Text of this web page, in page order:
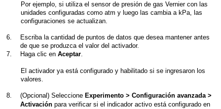
Por ejemplo, si utiliza el sensor de presión de gas Vernier con las
unidades configuradas como atm y luego las cambia a kPa, las
configuraciones se actualizan.
6.
Escriba la cantidad de puntos de datos que desea mantener antes
de que se produzca el valor del activador.
7.
Haga clic enAceptar.
El activador ya está configurado y habilitado si se ingresaron los
valores.
8. (Opcional) Seleccione Experimento > Configuración avanzada >
Activación para verificar si el indicador activo está configurado en